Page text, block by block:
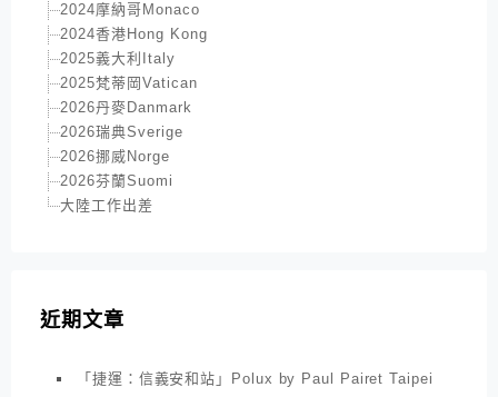
2024摩納哥Monaco
2024香港Hong Kong
2025義大利Italy
2025梵蒂岡Vatican
2026丹麥Danmark
2026瑞典Sverige
2026挪威Norge
2026芬蘭Suomi
大陸工作出差
近期文章
「捷運：信義安和站」Polux by Paul Pairet Taipei